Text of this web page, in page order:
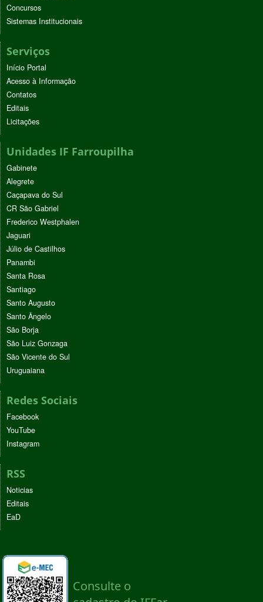
Concursos
Sistemas Institucionais
Serviços
Início Portal
Acesso à Informação
Contatos
Editais
Licitações
Unidades IF Farroupilha
Gabinete
Alegrete
Caçapava do Sul
CR São Gabriel
Frederico Westphalen
Jaguari
Júlio de Castilhos
Panambi
Santa Rosa
Santiago
Santo Augusto
Santo Ângelo
São Borja
São Luiz Gonzaga
São Vicente do Sul
Uruguaiana
Redes Sociais
Facebook
YouTube
Instagram
RSS
Noticias
Editais
EaD